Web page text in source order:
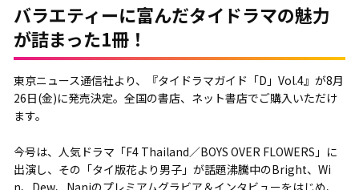
バラエティーに富んだタイドラマの魅力
が詰まった1冊！
東京ニュース通信社より、『タイドラマガイド「D」Vol.4』が8月
26日(金)に発売決定。全国の書店、ネット書店でご購入いただけ
ます。
今号は、人気ドラマ「F4 Thailand／BOYS OVER FLOWERS」に
出演し、その「タイ版花より男子」が話題沸騰中のBright、Wi
n、Dew、Naniのプレミアムグラビア＆インタビューをはじめ、